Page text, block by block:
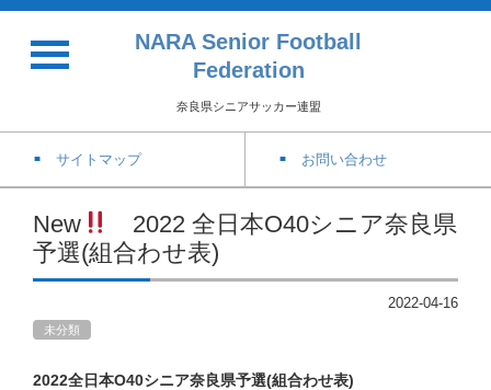
NARA Senior Football
Federation
奈良県シニアサッカー連盟
サイトマップ お問い合わせ
New
2022 全日本O40シニア奈良県
予選(組合わせ表)
2022-04-16
未分類
2022全日本O40シニア奈良県予選(組合わせ表)